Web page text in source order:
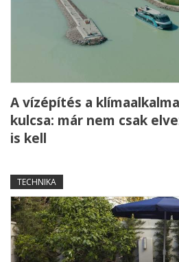
A vízépítés a
kulcsa: már nem csak
is kell
TECHNIKA